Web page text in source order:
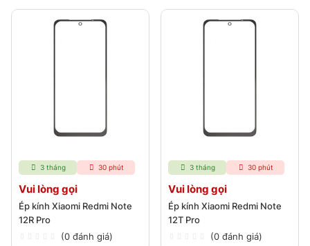
3 tháng 30 phút
Vui lòng gọi
Ép kính Xiaomi Redmi Note
12R Pro
(0 đánh giá)
3 tháng 30 phút
Vui lòng gọi
Ép kính Xiaomi Redmi Note
12T Pro
(0 đánh giá)